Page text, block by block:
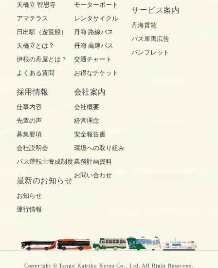
天橋立 智恩寺
アマテラス
日出駅（遊覧船）
天橋立とは？
伊根の舟屋とは？
よくある質問
モーターボート
レンタサイクル
丹海 路線バス
丹海 高速バス
交通チャート
お得なチケット
サービス案内
丹海賃貸
バス車両広告
パンフレット
採用情報
仕事内容
先輩の声
募集要項
会社説明会
バス運転士養成制度
最新のお知らせ
お知らせ
運行情報
会社案内
会社概要
経営理念
安全報告書
環境への取り組み
業務計画資料
お問い合わせ
Copyright © Tango Kairiku Kotsu Co., Ltd. All Right Reserved.